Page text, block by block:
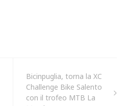
Bicinpuglia, torna la XC
Challenge Bike Salento
con il trofeo MTB La